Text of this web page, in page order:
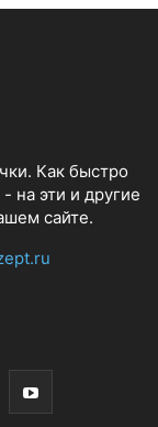
Как быстро
на эти и другие
сайте.